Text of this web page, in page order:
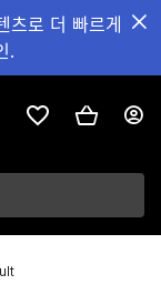
츠로 더 빠르게
.